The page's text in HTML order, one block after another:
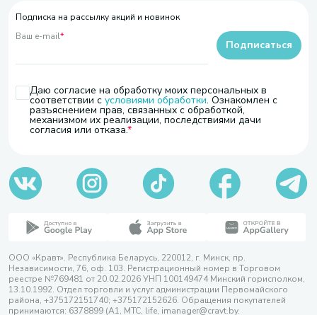
Подписка на рассылку акций и новинок
Ваш e-mail*
Даю согласие на обработку моих персональных в
соответствии с условиями обработки. Ознакомлен с
разъяснением прав, связанных с обработкой,
механизмом их реализации, последствиями дачи
согласия или отказа.
Подписаться
ООО «Кравт». Республика Беларусь, 220012, г. Минск, пр.
Независимости, 76, оф. 103. Регистрационный номер в Торговом
реестре №769481 от 20.02.2026 УНП 100149474 Минский горисполком,
13.10.1992. Отдел торговли и услуг администрации Первомайского
района, +375172151740; +375172152626. Обращения покупателей
принимаются: 6378899 (А1, МТС, life, imanager@cravt.by.